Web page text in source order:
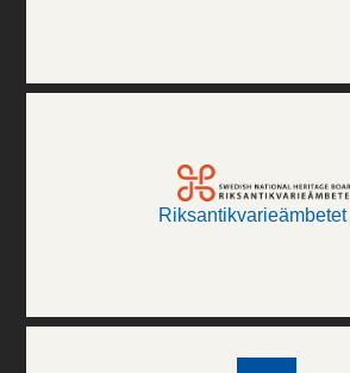
Riksantikvarieämbetet